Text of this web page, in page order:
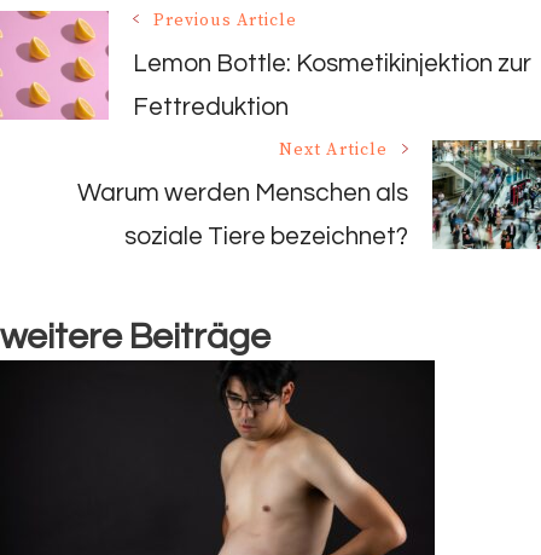
Post
Navigation
Previous Article
Lemon Bottle: Kosmetikinjektion zur
Fettreduktion
Next Article
Warum werden Menschen als
soziale Tiere bezeichnet?
weitere Beiträge